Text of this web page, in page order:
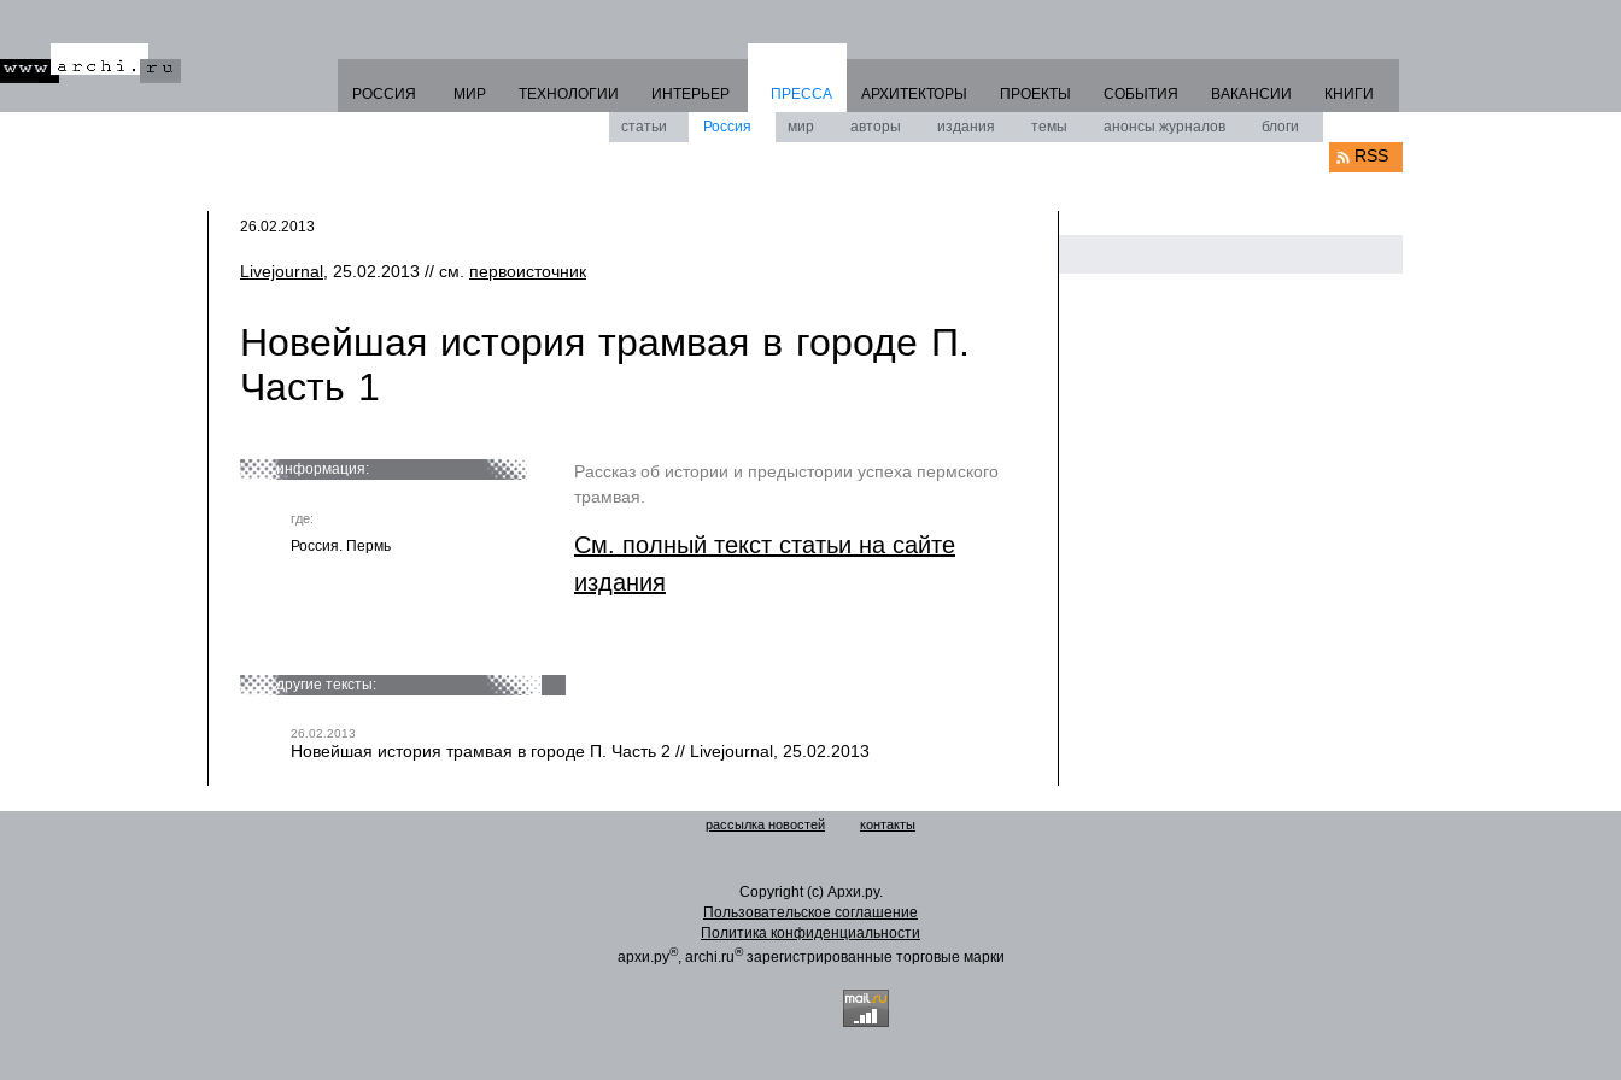
РОССИЯ МИР ТЕХНОЛОГИИ ИНТЕРЬЕР
ПРЕССА
статьи
Россия мир авторы издания темы анонсы журналов блоги
АРХИТЕКТОРЫ ПРОЕКТЫ СОБЫТИЯ ВАКАНСИИ КНИГИ
RSS
26.02.2013
Livejournal , 25.02.2013 // см. первоисточник
Новейшая история трамвая в городе П.
Часть 1
информация:
где:
Россия. Пермь
Рассказ об истории и предыстории успеха пермского
трамвая.
См. полный текст статьи на сайте
издания
другие тексты:
26.02.2013
Новейшая история трамвая в городе П. Часть 2 // Livejournal, 25.02.2013
рассылка новостей контакты
Copyright (c) Архи.ру.
Пользовательское соглашение
Политика конфиденциальности
архи.ру®, archi.ru®зарегистрированные торговые марки